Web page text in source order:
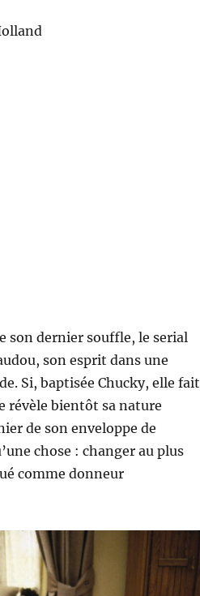
son dernier souffle, le serial
son esprit dans une
Si, baptisée Chucky, elle fait
révèle bientôt sa nature
de son enveloppe de
chose : changer au plus
comme donneur